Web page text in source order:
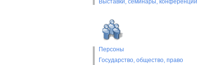
Выставки, cеминары, конференции
Персоны
Государство, общество, право